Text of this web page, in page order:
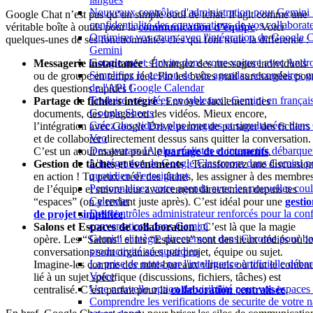
Nouveaux contrôles d'administration pour Gemini
confidentialité des conversations de vos
Optimiser vos cours avec l'intégration de Google
Gemini
Google meet s'invite dans votre voiture avec
Simplifiez la gestion de vos agendas secondaires
de l'API Google Calendar
Traduire vos idées en tableaux : Gemini en
Google Sheets
Créez des vidéos plus longues et simultanées
Veo
Des avatars IA plus réalistes et interactifs
L'intégration de Google Classroom dans Gemini
quotidien d'enseignant
Personnalisez votre agenda avec les nouvelles
Calendar
Des contrôles administrateur renforcés pour la
conversations dans Gemini
Gemini s'intègre directement dans Chrome pour
productivité au quotidien
La prise de notes par l'intelligence artificielle
Voice
Une nouvelle option de visibilité pour vos
Comprendre les verifications de securite de votre
Google Chat n’est pas qu’un simple outil de tchat. Il agit comme une
véritable boîte à outils pour lacommunication d’équipe. Voici
quelques-unes de ses fonctionnalités clés qui font toute la différence :
Messagerie instantanée: Échangez des messages individuels
ou de groupe en temps réel. Fin les boîtes mail surchargées
des questions rapides !
Partage de fichiers intégré: Envoyez facilement des
documents, des images ou des vidéos. Mieux encore,
l’intégration avec Google Drive permet de partager des fichiers
et de collaborer directement dessus sans quitter la conversation.
C’est un atout majeur pour lepartage de documents.
Gestion de tâches et événements: Transformez une
en action ! Tu peux créer des tâches, les assigner à des
de l’équipe et suivre leur avancement directement depuis tes
“espaces” (on y revient juste après). C’est idéal pour une
de projet simplifiée.
Salons et Espaces de collaboration: C’est là que la magie
opère. Les “Salons” et les “Espaces” sont des lieux dédiés où
conversations sont organisées par projet, équipe ou sujet.
Imagine-les comme des mini-bureaux virtuels où tout le
lié à un sujet spécifique (discussions, fichiers, tâches) est
centralisé. C’est parfait pour lacollaboration centralisée.